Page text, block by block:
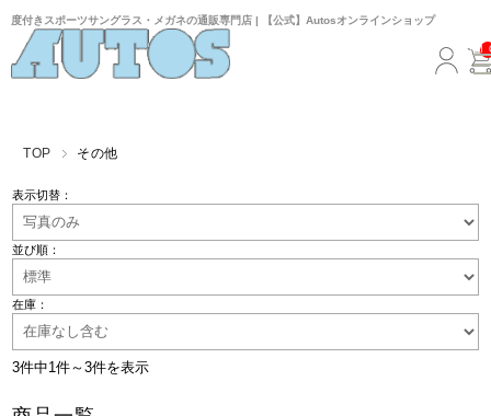
度付きスポーツサングラス・メガネの通販専門店 | 【公式】Autosオンラインショップ
TOP その他
表示切替：
並び順：
在庫：
3件中1件～3件を表示